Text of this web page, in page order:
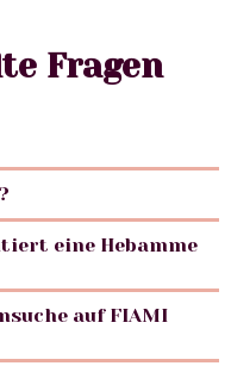
Fragen
eine Hebamme
auf FIAMI